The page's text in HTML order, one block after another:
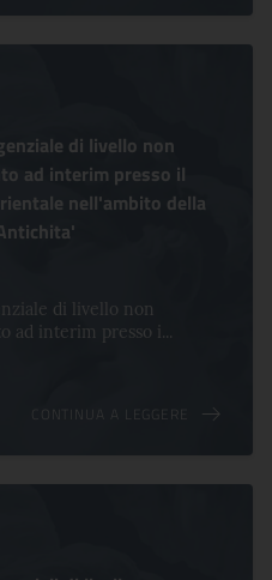
di livello non
ad interim presso il
nell'ambito della
di livello non
ad interim presso i...
CONTINUA A LEGGERE